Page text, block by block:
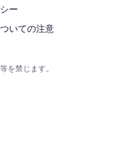
ー
いての注意
を禁じます。